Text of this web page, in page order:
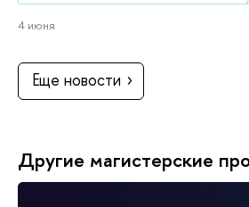
4 июня
Еще новости
Другие магистерские